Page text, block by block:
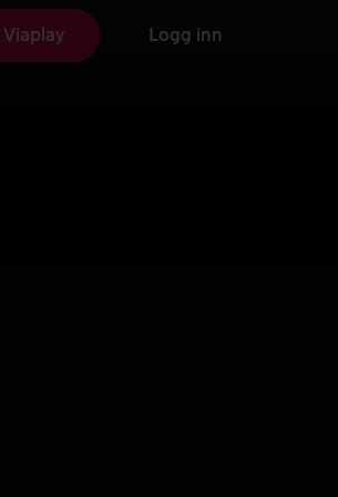
Viaplay Logg inn